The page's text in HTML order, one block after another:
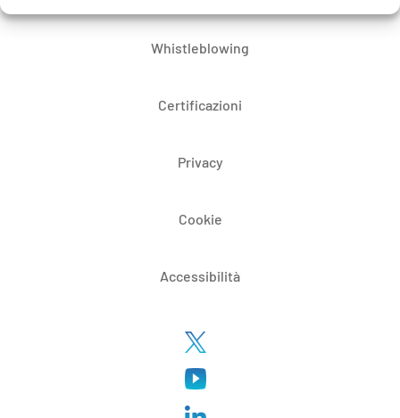
Whistleblowing
Certificazioni
Privacy
Cookie
Accessibilità